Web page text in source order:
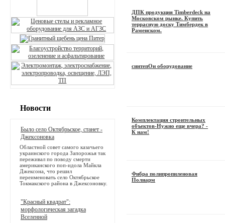
ДПК продукция Timberdeck на
Московском рынке. Купить
террасную доску Тимбердек в
Раменском.
синтепОн оборудование
Комплектация строительных
объектов-Нужно еще вчера? -
К нам!
Фибра полипропиленовая
Полиарм
Новости
Было село Октябрьское, станет -
Джексоновка
Областной совет самого казачьего
украинского города Запорожья так
переживал по поводу смерти
американского поп-идола Майкла
Джексона, что решил
переименовать село Октябрьское
Токмакского района в Джексоновку.
"Красный квадрат":
морфологическая загадка
Вселенной